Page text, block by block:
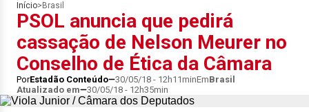
Início> Brasil
PSOL anuncia que pedirá
cassação de Nelson Meurer no
Conselho de Ética da Câmara
PorEstadão Conteúdo 30/05/18 - 12h11minEmBrasil
Atualizado em
30/05/18 - 12h35min